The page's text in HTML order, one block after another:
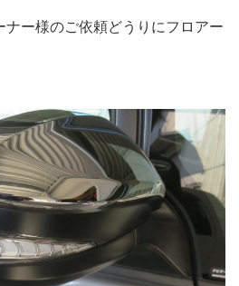
ナー様のご依頼どうりにフロアー